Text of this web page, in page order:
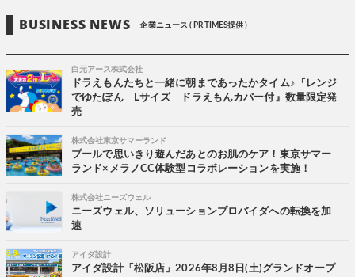
BUSINESS NEWS 企業ニュース ( PR TIMES提供 )
白元アース株式会社
ドラえもんたちと一緒に朝まであったかタイム♪『レンジ
でゆたぽん Lサイズ ドラえもんカバー付』数量限定発
売
株式会社東京サマーランド
プールで思いきり遊んだあとのお肌のケア！東京サマー
ランド×メラノCC体験型コラボレーションを実施！
株式会社ニーズウェル
ニーズウェル、ソリューションプロバイダへの転換を加
速
アイダ設計
アイダ設計「松阪店」2026年8月8日(土)グランドオープ